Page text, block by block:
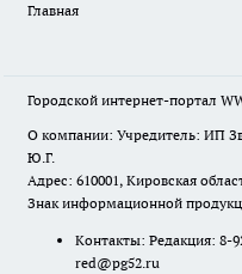
Главная
Городской интернет-портал
О компании: Учредитель: ИП
Ю.Г.
Адрес: 610001, Кировская
Знак информационной
Контакты: Редакция: 8-
red@pg52.ru